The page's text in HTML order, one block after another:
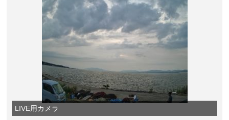
LIVE用カメラ